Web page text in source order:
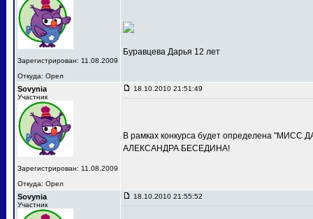
Зарегистрирован: 11.08.2009
Откуда: Орел
Буравцева Дарья 12 лет
Sovynia
Участник
Зарегистрирован: 11.08.2009
Откуда: Орел
18.10.2010 21:51:49
В рамках конкурса будет определена "МИСС
АЛЕКСАНДРА БЕСЕДИНА!
Sovynia
Участник
18.10.2010 21:55:52